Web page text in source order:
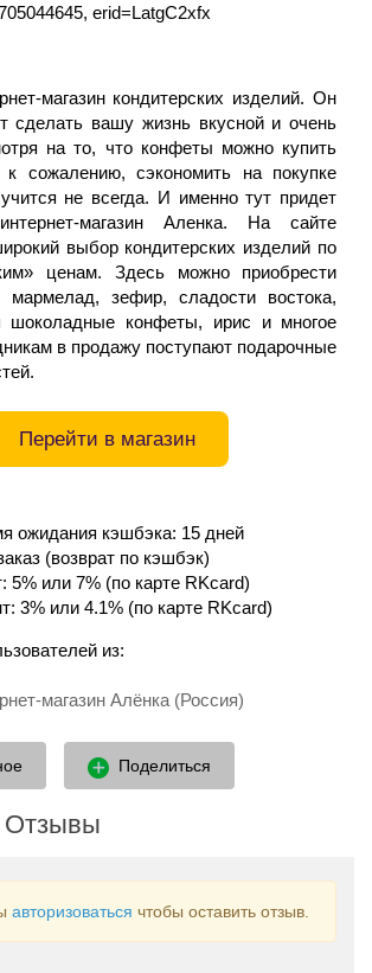
erid=LatgC2xfx
магазин кондитерских изделий. Он
сделать вашу жизнь вкусной и очень
на то, что конфеты можно купить
к сожалению, сэкономить на покупке
не всегда. И именно тут придет
магазин Аленка. На сайте
выбор кондитерских изделий по
ценам. Здесь можно приобрести
зефир, сладости востока,
шоколадные конфеты, ирис и многое
в продажу поступают подарочные
Перейти в магазин
ожидания кэшбэка: 15 дней
(возврат по кэшбэк)
5% или 7% (по карте RKcard)
3% или 4.1% (по карте RKcard)
из:
магазин Алёнка (Россия)
Поделиться
авторизоваться чтобы оставить отзыв.